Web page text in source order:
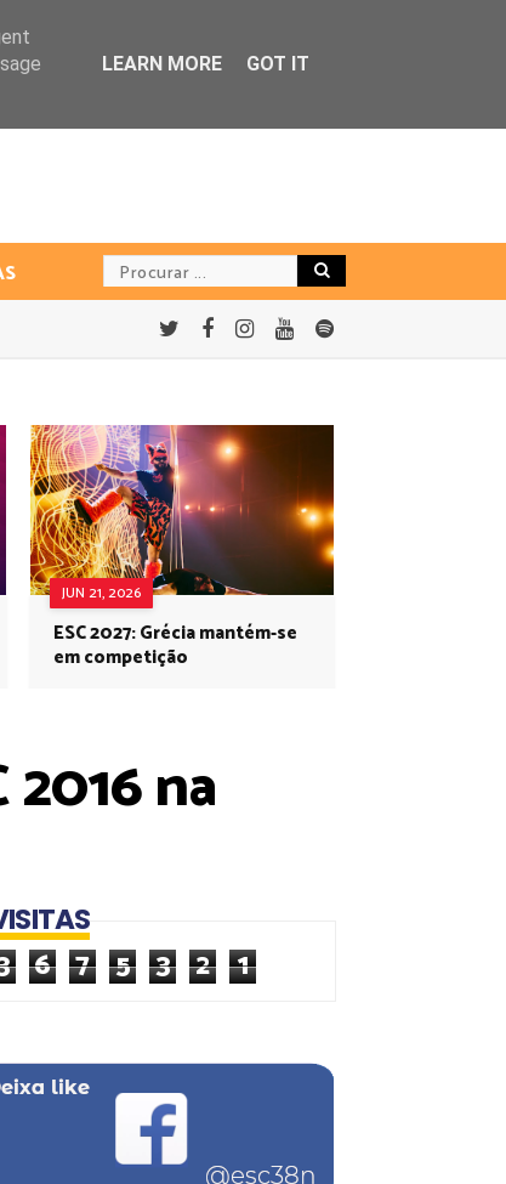
JUN 21, 2026
ESC 2027: Grécia mantém-se
em competição
na
6 7 5 3 2 1
LEARN MORE GOT IT